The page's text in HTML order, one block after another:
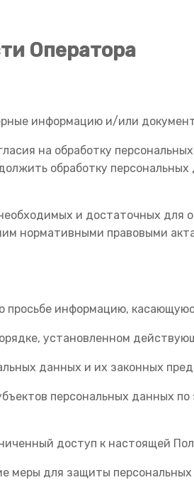
Оператора
информацию и/или
на обработку
обработку
и достаточных
нормативными правовыми
просьбе информацию,
установленном
данных и их законных
персональных данных
доступ к настоящей
меры для защиты